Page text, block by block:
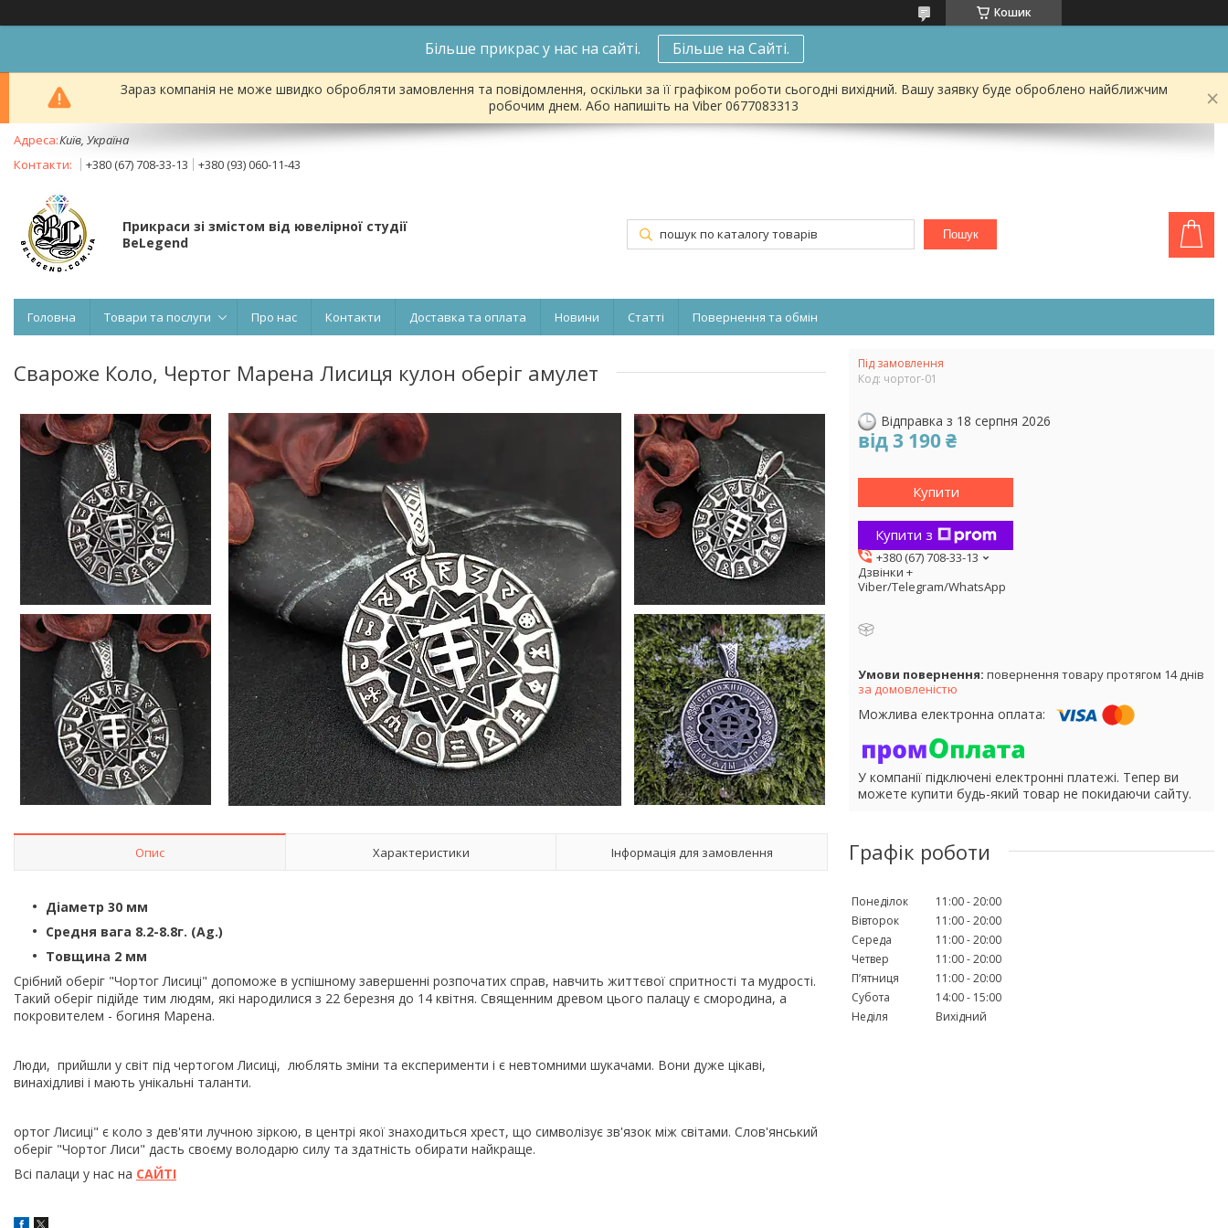
Кошик
Більше прикрас у нас на сайті. Більше на Сайті.
Зараз компанія не може швидко обробляти замовлення та повідомлення, оскільки за її графіком роботи сьогодні вихідний. Вашу заявку буде оброблено найближчим
робочим днем. Або напишіть на Viber 0677083313
Київ, Україна
+380 (67) 708-33-13
+380 (93) 060-11-43
Прикраси зі змістом від ювелірної студії
BeLegend
Пошук
Головна Товари та послуги Про нас Контакти Доставка та оплата Новини Статті Повернення та обмін
Свароже Коло, Чертог Марена Лисиця кулон оберіг амулет
Опис Характеристики Інформація для замовлення
Діаметр 30 мм
Средня вага 8.2-8.8г. (Ag.)
Товщина 2 мм
Срібний оберіг "Чортог Лисиці" допоможе в успішному завершенні розпочатих справ, навчить життєвої спритності та мудрості.
Такий оберіг підійде тим людям, які народилися з 22 березня до 14 квітня. Священним древом цього палацу є смородина, а
покровителем - богиня Марена.
Люди, прийшли у світ під чертогом Лисиці, люблять зміни та експерименти і є невтомними шукачами. Вони дуже цікаві,
винахідливі і мають унікальні таланти.
ортог Лисиці" є коло з дев'яти лучною зіркою, в центрі якої знаходиться хрест, що символізує зв'язок між світами. Слов'янський
оберіг "Чортог Лиси" дасть своєму володарю силу та здатність обирати найкраще.
Всі палаци у нас на САЙТІ
Під замовлення
Код: чортог-01
Відправка з 18 серпня 2026
від3 190 ₴
Купити
Купити з
+380 (67) 708-33-13
Дзвінки +
Viber/Telegram/WhatsApp
повернення товару протягом 14 днів
за домовленістю
У компанії підключені електронні платежі. Тепер ви
можете купити будь-який товар не покидаючи сайту.
Графік роботи
Понеділок 11:00 20:00
Вівторок
11:00 20:00
Середа
11:00 20:00
Четвер
11:00 20:00
Пʼятниця
11:00 20:00
Субота
14:00
15:00
Неділя
Вихідний